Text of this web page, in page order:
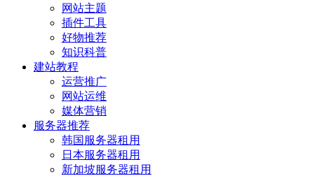
网站主题
插件工具
好物推荐
知识科普
建站教程
运营推广
网站运维
媒体营销
服务器推荐
韩国服务器租用
日本服务器租用
新加坡服务器租用